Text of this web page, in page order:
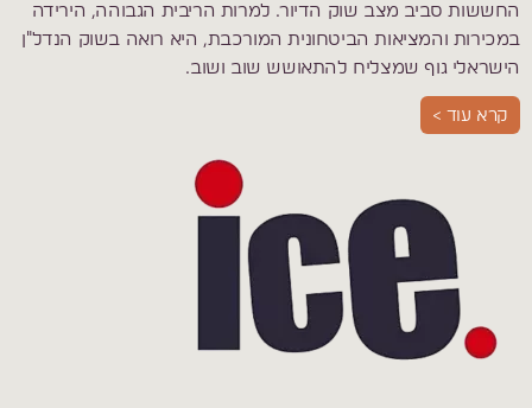
החששות סביב מצב שוק הדיור. למרות הריבית הגבוהה, הירידה
במכירות והמציאות הביטחונית המורכבת, היא רואה בשוק הנדל"ן
הישראלי גוף שמצליח להתאושש שוב ושוב.
קרא עוד >